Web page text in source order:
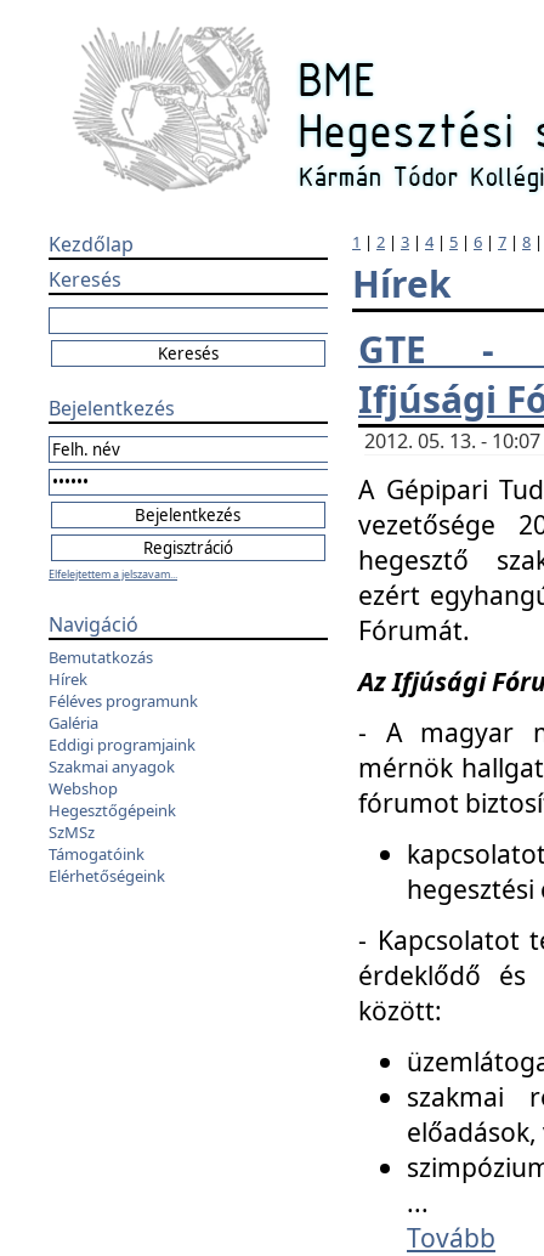
Kezdőlap
Keresés
Bejelentkezés
Elfelejtettem a jelszavam...
Navigáció
Bemutatkozás
Hírek
Féléves programunk
Galéria
Eddigi programjaink
Szakmai anyagok
Webshop
Hegesztőgépeink
SzMSz
Támogatóink
Elérhetőségeink
1 | 2 | 3 | 4| 5 | 6 | 7 | 8
Hírek
GTE -
Ifjúsági
2012. 05. 13. -
A Gépipari
vezetősége
hegesztő
ezért
Fórumát.
Az Ifjúsági
- A magyar
mérnök
fórumot
- Kapcsolatot
érdeklődő és
között:
szakmai
...
Tovább